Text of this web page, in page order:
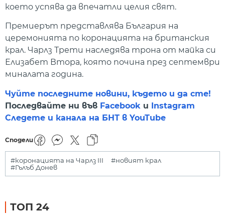
което успява да впечатли целия свят.
Премиерът представлява България на
церемонията по коронацията на британския
крал. Чарлз Трети наследява трона от майка си
Елизабет Втора, която почина през септември
миналата година.
Чуйте последните новини, където и да сте!
Последвайте ни във Facebook и Instagram
Следете и канала на БНТ в YouTube
Сподели
#коронацията на Чарлз III
#новият крал
#Гълъб Донев
ТОП 24